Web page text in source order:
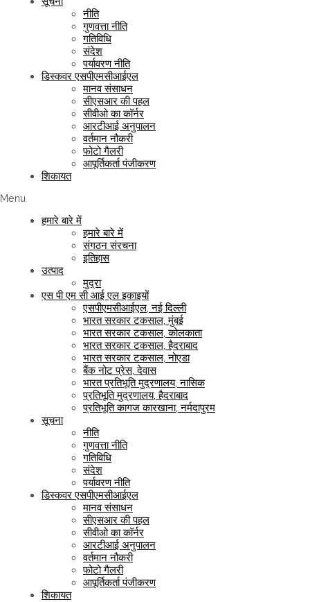
नीति
गुणवत्ता नीति
गतिविधि
संदेश
पर्यावरण नीति
डिस्कवर एसपीएमसीआईएल
मानव संसाधन
सीएसआर की पहल
सीवीओ का कॉर्नर
आरटीआई अनुपालन
वर्तमान नौकरी
फोटो गैलरी
आपूर्तिकर्ता पंजीकरण
शिकायत
Menu
हमारे बारे में
हमारे बारे में
संगठन संरचना
इतिहास
उत्पाद
मुद्रा
एस पी एम सी आई एल इकाइयों
एसपीएमसीआईएल, नई दिल्ली
भारत सरकार टकसाल, मुंबई
भारत सरकार टकसाल, कोलकाता
भारत सरकार टकसाल, हैदराबाद
भारत सरकार टकसाल, नोएडा
बैंक नोट प्रेस, देवास
भारत प्रतिभूति मुद्रणालय, नासिक
प्रतिभूति मुद्रणालय, हैदराबाद
प्रतिभूति कागज कारखाना, नर्मदापुरम
सूचना
नीति
गुणवत्ता नीति
गतिविधि
संदेश
पर्यावरण नीति
डिस्कवर एसपीएमसीआईएल
मानव संसाधन
सीएसआर की पहल
सीवीओ का कॉर्नर
आरटीआई अनुपालन
वर्तमान नौकरी
फोटो गैलरी
आपूर्तिकर्ता पंजीकरण
शिकायत